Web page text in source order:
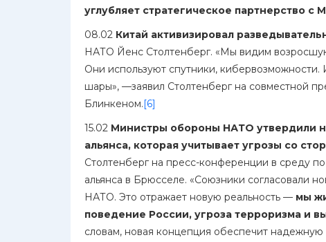
углубляет стратегическое партнерство с
08.02 Китай активизировал
НАТО Йенс Столтенберг. «Мы видим
Они используют спутники,
шары», —заявил Столтенберг на совместной
Блинкеном.[6]
15.02 Министры обороны НАТО утвердили
альянса, которая учитывает угрозы со
Столтенберг на пресс-конференции в среду
альянса в Брюсселе. «Союзники согласовали
НАТО. Это отражает новую реальность — мы
поведение России, угроза терроризма и
словам, новая концепция обеспечит